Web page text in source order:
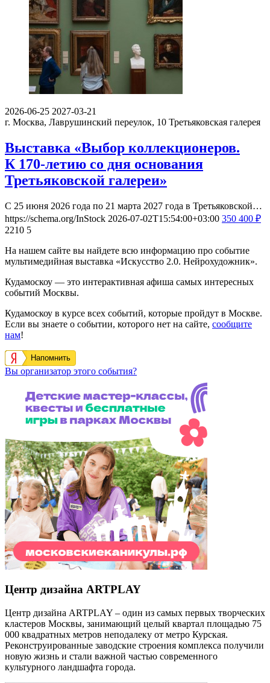
2026-06-25 2027-03-21
г. Москва, Лаврушинский переулок, 10 Третьяковская галерея
Выставка «Выбор коллекционеров.
К 170-летию со дня основания
Третьяковской галереи»
С 25 июня 2026 года по 21 марта 2027 года в Третьяковской…
https://schema.org/InStock 2026-07-02T15:54:00+03:00 350 400 ₽
2210 5
На нашем сайте вы найдете всю информацию про событие
мультимедийная выставка «Искусство 2.0. Нейрохудожник».
Кудамоскоу — это интерактивная афиша самых интересных
событий Москвы.
Кудамоскоу в курсе всех событий, которые пройдут в Москве.
Если вы знаете о событии, которого нет на сайте, сообщите
нам!
Напомнить
Вы организатор этого события?
Центр дизайна ARTPLAY
Центр дизайна ARTPLAY – один из самых первых творческих
кластеров Москвы, занимающий целый квартал площадью 75
000 квадратных метров неподалеку от метро Курская.
Реконструированные заводские строения комплекса получили
новую жизнь и стали важной частью современного
культурного ландшафта города.